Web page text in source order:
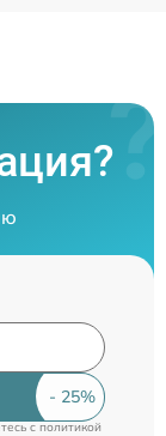
cполитикой